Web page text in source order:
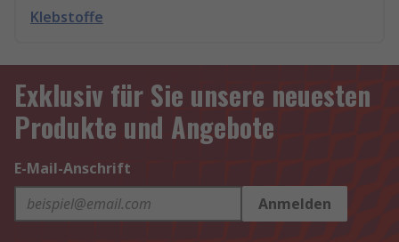
Klebstoffe
Exklusiv für Sie unsere neuesten
Produkte und Angebote
E-Mail-Anschrift
Anmelden